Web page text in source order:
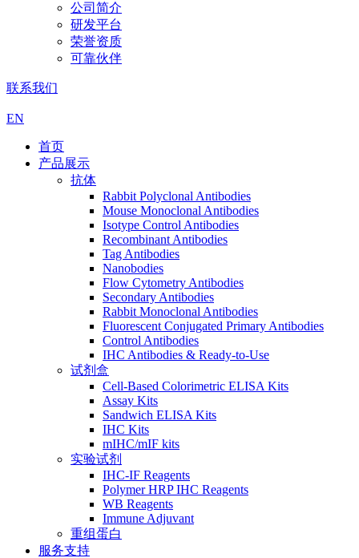
公司简介
研发平台
荣誉资质
可靠伙伴
联系我们
EN
首页
产品展示
抗体
Rabbit Polyclonal Antibodies
Mouse Monoclonal Antibodies
Isotype Control Antibodies
Recombinant Antibodies
Tag Antibodies
Nanobodies
Flow Cytometry Antibodies
Secondary Antibodies
Rabbit Monoclonal Antibodies
Fluorescent Conjugated Primary Antibodies
Control Antibodies
IHC Antibodies & Ready-to-Use
试剂盒
Cell-Based Colorimetric ELISA Kits
Assay Kits
Sandwich ELISA Kits
IHC Kits
mIHC/mIF kits
实验试剂
IHC-IF Reagents
Polymer HRP IHC Reagents
WB Reagents
Immune Adjuvant
重组蛋白
服务支持